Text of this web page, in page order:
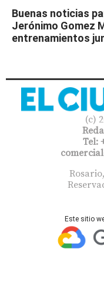
Buenas noticias
Jerónimo Gomez
entrenamientos
(c)
Tel:
Este sitio